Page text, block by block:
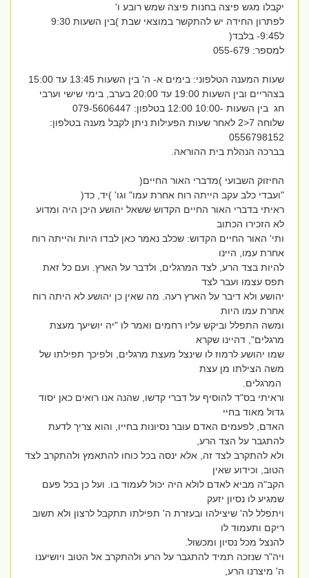
יקבלו מגש פיצה בחנות פיצה שמש רובע ו'
לפתרון החידה יש להתקשר במוצאי שבת )בין השעות 9:30
למספר: 055-679
שעות המענה הטלפוני: בימים א- ה' בין השעות 13:45 עד 15:00
בצהריים ובין השעות 19:00 עד 20:00 בערב, בימי שישי וערבי
חג בין השעות -10:00 12:00 בטלפון: 079-5606447
שלוחה 7<2 לאחר שעות הפעילות ניתן לקבל מענה בטלפון:
0556798152
בברכה הנהלת בית ההוראה.
החיזוק השבועי )מדברי האור החיים(
"ועבדי כלב עקב הייתה רוח אחרת עמו" וגו' )יד, כד(
ראיתי בדברי האור החיים הקדוש ששאל יהושע היכן היה ומדוע
לא הזכירו הכתוב
ותי' האור החיים הקדוש: שכלב נאמר כאן לבדו היות והייתה רוח
אחרת עמו, היינו
להיות בצד הרע, לצד המרגלים, ולדבר על הארץ. ועם כל זאת
תפס עצמו ועבר לצד
יהושע ולא דיבר על הארץ רעה. מה שאין כן יהושע לא היתה רוח
אחרת עמו היות
ומשה התפלל וביקש עליו רחמים ואמר לו "יה יושיעך מעצת
מרגלים", דהיינו שקרא
שמו יהושע לרמוז לו שינצל מעצת מרגלים, ולפיכך תפילתו של
משה הצילתו מן עצת
המרגלים.
וראיתי בס"ד להוסיף על דברי קדשו, שהנה אנו רואים כאן יסוד
גדול מאוד בחיי
האדם, לפעמים האדם עובר נסיונות בחייו, והוא צריך לדעת
להתגבר על הצד הרע,
ולא להתקרב לצד זה, אלא ינסה בכל כוחו להתאמץ ולהתקרב לצד
הטוב, וכידוע שאין
הקב"ה מביא לאדם לולא היה יכול לעמוד בו. ועל כן בכל פעם
שמגיע לו נסיון יזעק
ויתפלל לה' שיצילהו ובעזרת ה' תפילתו תתקבל לרצון ולא תשוב
ריקם ותעמוד לו
להנצל מכל נסיון ומכשול.
ויה"ר שנזכה תמיד להתגבר על הרע ולהתקרב אל הטוב ויושיענו
ה' מיצרנו הרע,